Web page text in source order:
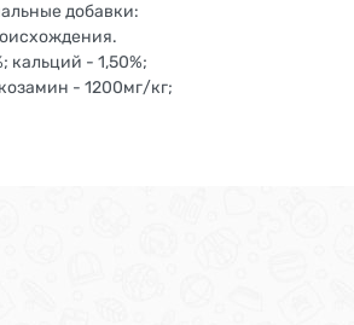
добавки:
кальций - 1,50%;
- 1200мг/кг;